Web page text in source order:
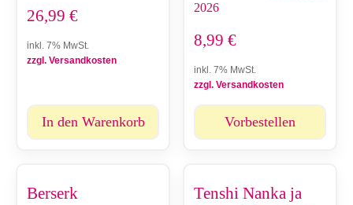
26,99 €
inkl. 7% MwSt.
zzgl. Versandkosten
In den Warenkorb
2026
8,99 €
inkl. 7% MwSt.
zzgl. Versandkosten
Vorbestellen
Berserk
Tenshi Nanka ja